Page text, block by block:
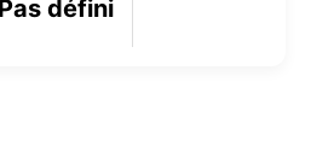
Pas défini